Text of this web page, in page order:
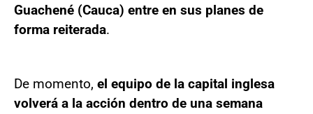
Guachené (Cauca) entre en sus planes de
forma reiterada.
De momento, el equipo de la capital inglesa
volverá a la acción dentro de una semana